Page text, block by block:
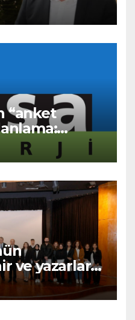
“anket
ve yazarların
– BRTK